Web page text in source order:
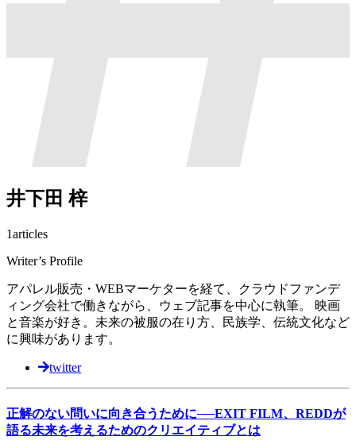
井下田 梓
1articles
Writer’s Profile
アパレル販売・WEBマーケターを経て、クラウドファンデ
ィング会社で働きながら、ウェブ記事を中心に執筆。 映画
と音楽が好き。未来の被服の在り方、民族学、伝統文化など
に興味があります。
twitter
正解のない問いに向き合うために──EXIT FILM、REDDが
語る未来を考えるためのクリエイティブとは